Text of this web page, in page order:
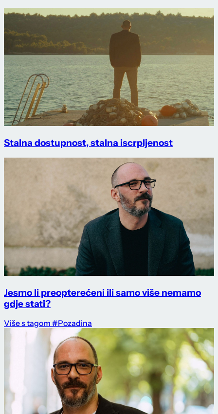
Stalna dostupnost, stalna iscrpljenost
Jesmo li preopterećeni ili samo više nemamo
gdje stati?
Više s tagom #Pozadina